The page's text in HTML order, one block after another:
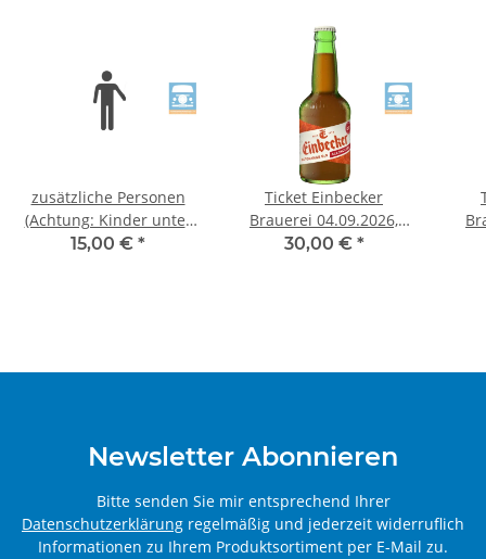
zusätzliche Personen
(Achtung: Kinder unter
14 Jahren sind
15,00 € *
Ticket Einbecker
Brauerei 04.09.2026,
14Uhr
30,00 € *
Newsletter Abonnieren
Bitte senden Sie mir entsprechend Ihrer
Datenschutzerklärung regelmäßig und jederzeit widerruflich
Informationen zu Ihrem Produktsortiment per E-Mail zu.